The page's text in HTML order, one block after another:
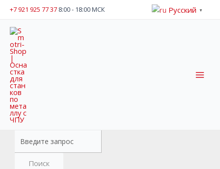
Перейти
содержимому
+7 921 925 77 37 8:00 - 18:00 МСК Русский ▼
товаров
Поиск